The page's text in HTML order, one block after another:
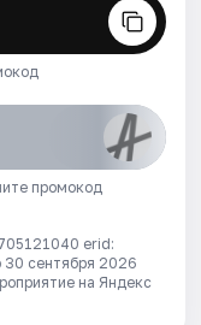
промокод
erid:
30 сентября 2026
на Яндекс